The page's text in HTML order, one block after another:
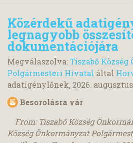
Közérdekű
legnagyobb
dokumentációjára
Megválaszolva:Tiszabő
Polgármesteri Hivatal által
adatigénylőnek, 2026.
Besorolásra vár
From: Tiszabő Község
Község Önkormányzat